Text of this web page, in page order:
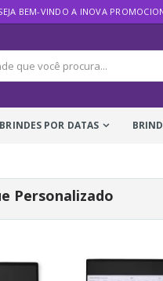
BEM-VINDO A INOVA
BRINDES POR DATAS
Personalizado